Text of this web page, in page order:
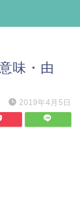
味・由
2019年4月5日